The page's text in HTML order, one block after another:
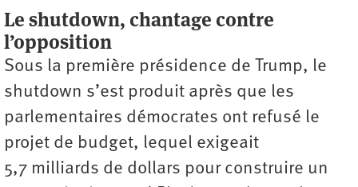
Le shutdown, chantage contre
l’opposition
Sous la première présidence de Trump, le
shutdown s’est produit après que les
parlementaires démocrates ont refusé le
projet de budget, lequel exigeait
5,7 milliards de dollars pour construire un